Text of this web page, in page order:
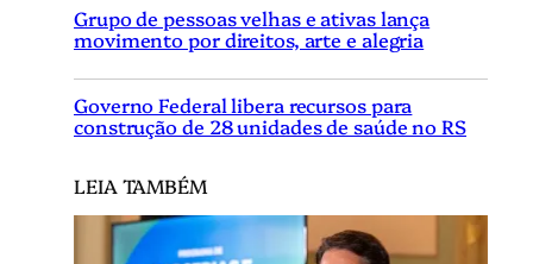
Grupo de pessoas velhas e ativas lança
movimento por direitos, arte e alegria
Governo Federal libera recursos para
construção de 28 unidades de saúde no RS
LEIA TAMBÉM